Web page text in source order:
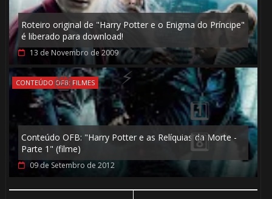
Roteiro original de "Harry Potter e o Enigma do Príncipe"
é liberado para download!
13 de Novembro de 2009
CONTEÚDO OFB: FILMES
Conteúdo OFB: "Harry Potter e as Relíquias da Morte -
Parte 1" (filme)
09 de Setembro de 2012
⚡
🎂